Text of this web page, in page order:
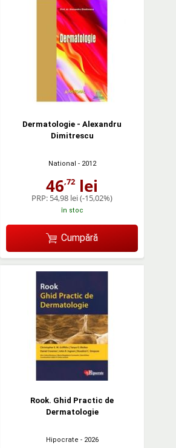
Dermatologie - Alexandru
Dimitrescu
National - 2012
46,72 lei
PRP: 54,98 lei(-15,02%)
în stoc
Cumpără
Rook. Ghid Practic de
Dermatologie
Hipocrate - 2026